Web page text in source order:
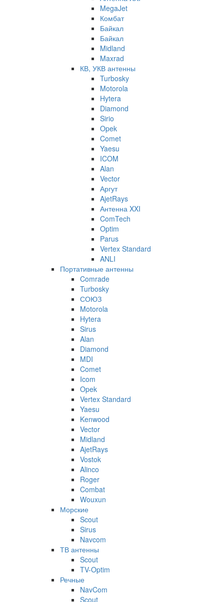
MegaJet
Комбат
Байкал
Байкал
Midland
Maxrad
КВ, УКВ антенны
Turbosky
Motorola
Hytera
Diamond
Sirio
Opek
Comet
Yaesu
ICOM
Alan
Vector
Аргут
AjetRays
Антенна XXI
ComTech
Optim
Parus
Vertex Standard
ANLI
Портативные антенны
Comrade
Turbosky
СОЮЗ
Motorola
Hytera
Sirus
Alan
Diamond
MDI
Comet
Icom
Opek
Vertex Standard
Yaesu
Kenwood
Vector
Midland
AjetRays
Vostok
Alinco
Roger
Combat
Wouxun
Морские
Scout
Sirus
Navcom
ТВ антенны
Scout
TV-Optim
Речные
NavCom
Scout